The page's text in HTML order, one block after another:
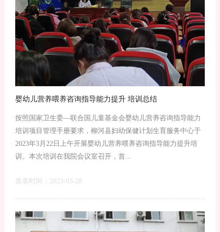
婴幼儿营养喂养咨询指导能力提升 培训总结
按照国家卫生委—联合国儿童基金会婴幼儿营养咨询指导能力
培训项目管理手册要求，柳河县妇幼保健计划生育服务中心于
2023年3月22日上午开展婴幼儿营养喂养咨询指导能力提升培
训。本次培训在我院会议室召开，首...
发表时间：2023-03-28